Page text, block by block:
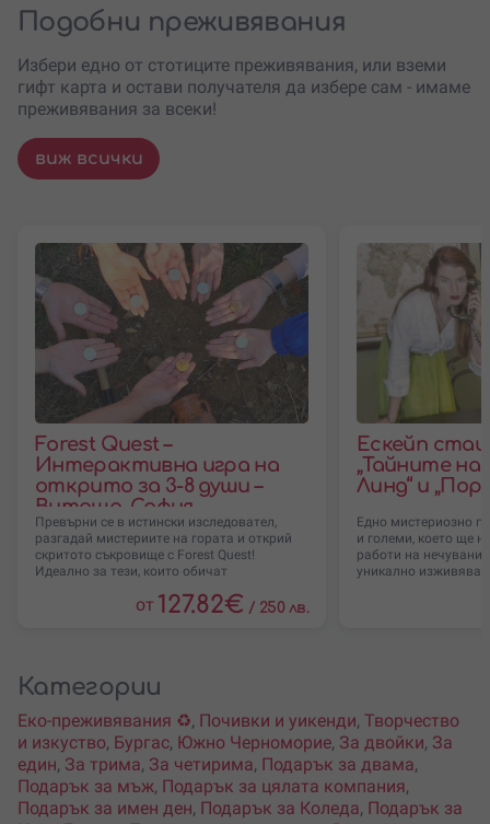
Подобни преживявания
Избери едно от стотиците преживявания, или вземи
гифт карта и остави получателя да избере сам - имаме
преживявания за всеки!
виж всички
Forest Quest –
Интерактивна игра на
открито за 3-8 души –
Витоша, София
Превърни се в истински изследовател,
разгадай мистериите на гората и открий
скритото съкровище с Forest Quest!
Идеално за тези, които обичат
от 127.82€ / 250 лв.
Ескейп
„Тайните на
Линд“ и
Едно мистериозно
и големи, което ще
работи на нечувани
уникално
Категории
Еко-преживявания ♻️, Почивки и уикенди, Творчество
и изкуство, Бургас, Южно Черноморие, За двойки, За
един, За трима, За четирима, Подарък за двама,
Подарък за мъж, Подарък за цялата компания,
Подарък за имен ден, Подарък за Коледа, Подарък за